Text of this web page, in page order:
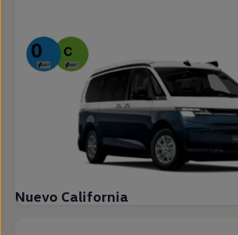
Nuevo California